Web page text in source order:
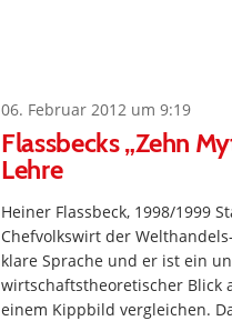
06. Februar 2012 um 9:19
Flassbecks „Zehn
Lehre
Heiner Flassbeck, 1998/1999
Chefvolkswirt der
klare Sprache und er ist ein
wirtschaftstheoretischer Blick
einem Kippbild vergleichen.